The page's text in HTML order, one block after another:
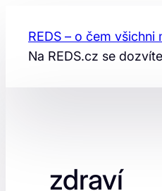
obsah
REDS – o čem všichni
Na REDS.cz se
zdraví